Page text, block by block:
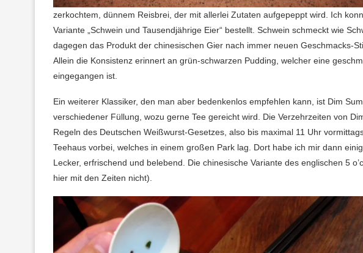
zerkochtem, dünnem Reisbrei, der mit allerlei Zutaten aufgepeppt wird. Ich
Variante „Schwein und Tausendjährige Eier“ bestellt. Schwein schmeckt wie
dagegen das Produkt der chinesischen Gier nach immer neuen Geschmacks-
Allein die Konsistenz erinnert an grün-schwarzen Pudding, welcher eine
eingegangen ist.
Ein weiterer Klassiker, den man aber bedenkenlos empfehlen kann, ist Dim
verschiedener Füllung, wozu gerne Tee gereicht wird. Die Verzehrzeiten von
Regeln des Deutschen Weißwurst-Gesetzes, also bis maximal 11 Uhr
Teehaus vorbei, welches in einem großen Park lag. Dort habe ich mir dann
Lecker, erfrischend und belebend. Die chinesische Variante des englischen 5
hier mit den Zeiten nicht).